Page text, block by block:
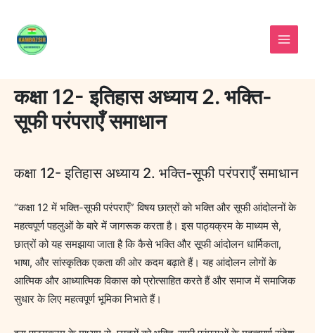
content
कक्षा 12- इतिहास अध्याय 2. भक्ति-
सूफी परंपराएँ समाधान
कक्षा 12- इतिहास अध्याय 2. भक्ति-सूफी परंपराएँ समाधान
“कक्षा 12 में भक्ति-सूफी परंपराएँ” विषय छात्रों को भक्ति और सूफी आंदोलनों के
महत्वपूर्ण पहलुओं के बारे में जागरूक करता है। इस पाठ्यक्रम के माध्यम से,
छात्रों को यह समझाया जाता है कि कैसे भक्ति और सूफी आंदोलन धार्मिकता,
भाषा, और सांस्कृतिक एकता की ओर कदम बढ़ाते हैं। यह आंदोलन लोगों के
आत्मिक और आध्यात्मिक विकास को प्रोत्साहित करते हैं और समाज में समाजिक
सुधार के लिए महत्वपूर्ण भूमिका निभाते हैं।